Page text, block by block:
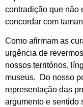
contradição que não
concordar com
Como afirmam as
urgência de
nossos territórios,
museus. Do nosso
representação das
argumento e sentido